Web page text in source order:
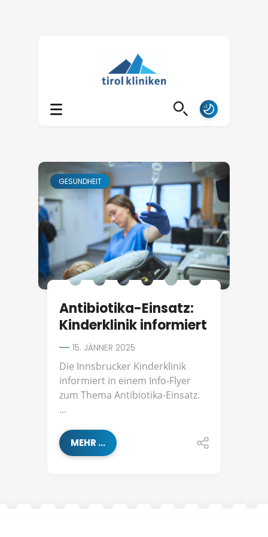
GESUNDHEIT
Antibiotika-Einsatz:
Kinderklinik informiert
15. JÄNNER 2025
Die Innsbrucker Kinderklinik
informiert in einem Info-Flyer
zum Thema Antibiotika-Einsatz.
...
MEHR ...